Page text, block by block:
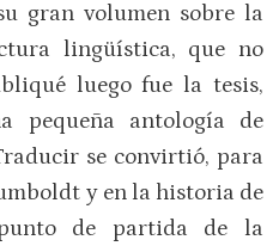
gran volumen sobre la
lingüística, que no
luego fue la tesis,
pequeña antología de
se convirtió, para
y en la historia de
de partida de la